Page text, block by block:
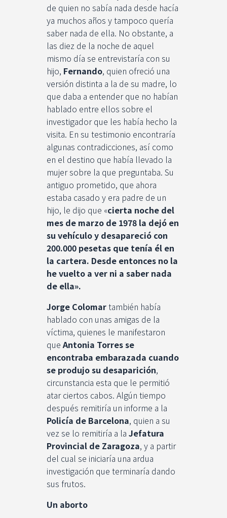
de quien no sabía nada desde hacía
ya muchos años y tampoco quería
saber nada de ella. No obstante, a
las diez de la noche de aquel
mismo día se entrevistaría con su
hijo, Fernando, quien ofreció una
versión distinta a la de su madre, lo
que daba a entender que no habían
hablado entre ellos sobre el
investigador que les había hecho la
visita. En su testimonio encontraría
algunas contradicciones, así como
en el destino que había llevado la
mujer sobre la que preguntaba. Su
antiguo prometido, que ahora
estaba casado y era padre de un
hijo, le dijo que «cierta noche del
mes de marzo de 1978 la dejó en
su vehículo y desapareció con
200.000 pesetas que tenía él en
la cartera. Desde entonces no la
he vuelto a ver ni a saber nada
de ella».
Jorge Colomartambién había
hablado con unas amigas de la
víctima, quienes le manifestaron
queAntonia Torres se
encontraba embarazada cuando
se produjo su desaparición,
circunstancia esta que le permitió
atar ciertos cabos. Algún tiempo
después remitiría un informe a la
Policía de Barcelona, quien a su
vez se lo remitiría a la Jefatura
Provincial de Zaragoza, y a partir
del cual se iniciaría una ardua
investigación que terminaría dando
sus frutos.
Un aborto